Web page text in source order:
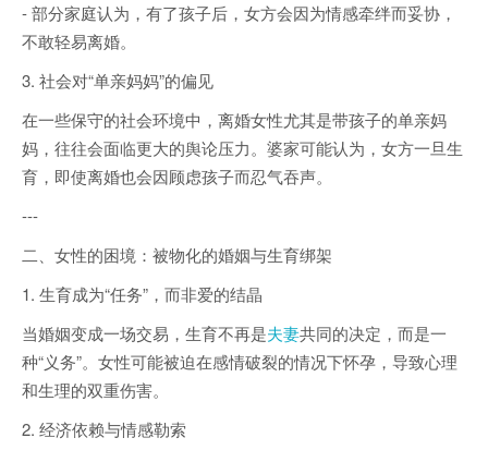
- 部分家庭认为，有了孩子后，女方会因为情感牵绊而妥协，
不敢轻易离婚。
3. 社会对“单亲妈妈”的偏见
在一些保守的社会环境中，离婚女性尤其是带孩子的单亲妈
妈，往往会面临更大的舆论压力。婆家可能认为，女方一旦生
育，即使离婚也会因顾虑孩子而忍气吞声。
---
二、女性的困境：被物化的婚姻与生育绑架
1. 生育成为“任务”，而非爱的结晶
当婚姻变成一场交易，生育不再是夫妻共同的决定，而是一
种“义务”。女性可能被迫在感情破裂的情况下怀孕，导致心理
和生理的双重伤害。
2. 经济依赖与情感勒索